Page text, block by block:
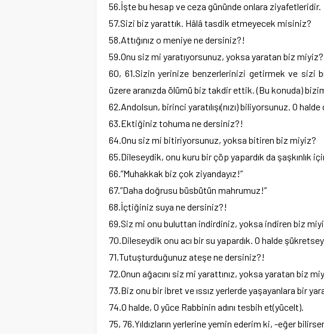
56.İşte bu hesap ve ceza gününde onlara ziyafetleridir.
57.Sizi biz yarattık. Hâlâ tasdik etmeyecek misiniz?
58.Attığınız o meniye ne dersiniz?!
59.Onu siz mi yaratıyorsunuz, yoksa yaratan biz miyiz?
60, 61.Sizin yerinize benzerlerinizi getirmek ve sizi
üzere aranızda ölümü biz takdir ettik. (Bu konuda)
62.Andolsun, birinci yaratılışı(nızı) biliyorsunuz. O
63.Ektiğiniz tohuma ne dersiniz?!
64.Onu siz mi bitiriyorsunuz, yoksa bitiren biz miyiz?
65.Dileseydik, onu kuru bir çöp yapardık da şaşkınlık
66.”Muhakkak biz çok ziyandayız!”
67.”Daha doğrusu büsbütün mahrumuz!”
68.İçtiğiniz suya ne dersiniz?!
69.Siz mi onu buluttan indirdiniz, yoksa indiren biz
70.Dileseydik onu acı bir su yapardık. O halde
71.Tutuşturduğunuz ateşe ne dersiniz?!
72.Onun ağacını siz mi yarattınız, yoksa yaratan biz
73.Biz onu bir ibret ve ıssız yerlerde yaşayanlara bir
74.O halde, O yüce Rabbinin adını tesbih et(yücelt).
75, 76.Yıldızların yerlerine yemin ederim ki, -eğer